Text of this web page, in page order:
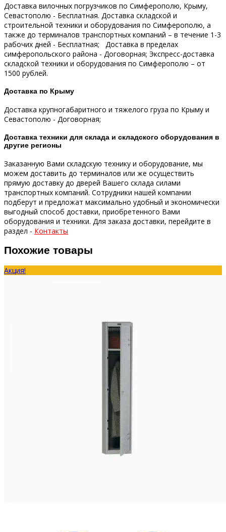
Доставка вилочных погрузчиков по Симферополю, Крыму,
Севастополю - Бесплатная. Доставка складской и
строительной техники и оборудования по Симферополю, а
также до терминалов транспортных компаний – в течение 1-3
рабочих дней - Бесплатная; Доставка в пределах
симферопольского района - Договорная; Экспресс-доставка
складской техники и оборудования по Симферополю – от
1500 рублей.
Доставка по Крыму
Доставка крупногабаритного и тяжелого груза по Крыму и
Севастополю - Договорная;
Доставка техники для склада и складского оборудования в
другие регионы
Заказанную Вами складскую технику и оборудование, мы
можем доставить до терминалов или же осуществить
прямую доставку до дверей Вашего склада силами
транспортных компаний. Сотрудники нашей компании
подберут и предложат максимально удобный и экономически
выгодный способ доставки, приобретенного Вами
оборудования и техники. Для заказа доставки, перейдите в
раздел - Контакты
Похожие товары
Акция!